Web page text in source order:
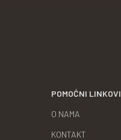
POMOĆNI LINKOVI
O NAMA
KONTAKT